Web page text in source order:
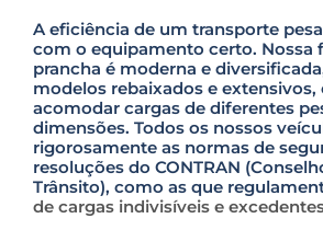
a
v
e
t
h
i
s
f
i
e
l
A eficiência de um transporte
com o equipamento certo. Nossa
prancha é moderna e
modelos rebaixados e extensivos,
acomodar cargas de diferentes
dimensões. Todos os nossos
rigorosamente as normas de
resoluções do CONTRAN
Trânsito), como as que
de cargas indivisíveis e